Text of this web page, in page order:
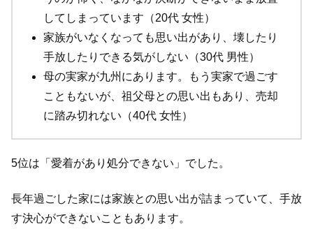
してしまっています（20代 女性）
家族がいなくなっても思い出があり、壊したり
手放したりできる気がしない（30代 男性）
母の実家が九州にあります。もう実家で過ごす
こともないが、祖父母との思い出もあり、売却
に踏み切れない（40代 女性）
5位は「愛着があり処分できない」でした。
長年過ごした家には家族との思い出が詰まっていて、手放
す決心ができないこともあります。